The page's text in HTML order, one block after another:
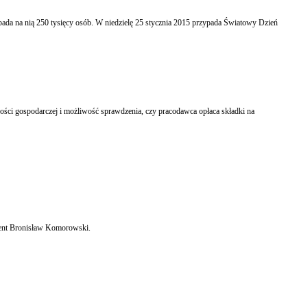
Bronisław Komorowski.